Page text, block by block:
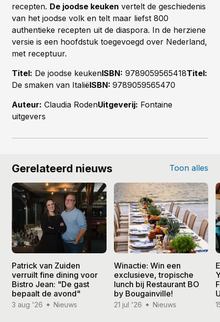
recepten. De joodse keuken vertelt de geschiedenis
van het joodse volk en telt maar liefst 800
authentieke recepten uit de diaspora. In de herziene
versie is een hoofdstuk toegevoegd over Nederland,
met receptuur.
Titel: De joodse keukenISBN: 9789059565418Titel:
De smaken van ItaliëISBN: 9789059565470
Auteur: Claudia RodenUitgeverij: Fontaine
uitgevers
Gerelateerd nieuws Toon alles
Patrick van Zuiden
verruilt fine dining voor
Bistro Jean: "De gast
bepaalt de avond"
3 aug '26 Nieuws
Winactie: Win een
exclusieve, tropische
lunch bij Restaurant BO
by Bougainville!
21 jul '26 Nieuws